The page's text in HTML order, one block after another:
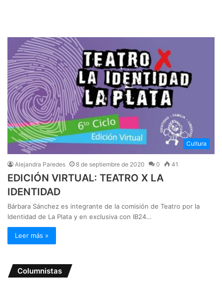
Cultura
Alejandra Paredes 8 de septiembre de 2020 0 41
EDICIÓN VIRTUAL: TEATRO X LA
IDENTIDAD
Bárbara Sánchez es integrante de la comisión de Teatro por la
Identidad de La Plata y en exclusiva con IB24…
Leer más »
Columnistas